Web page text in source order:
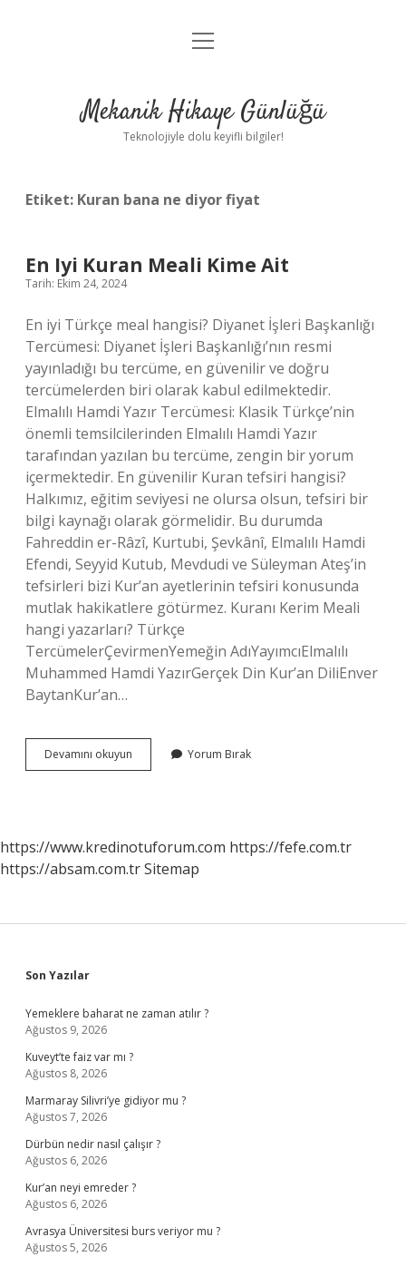
Anasayfa
Yasal Uyarı
menüyü
Mekanik Hikaye Günlüğü
Teknolojiyle dolu keyifli bilgiler!
Etiket: Kuran bana ne diyor fiyat
En Iyi Kuran Meali Kime Ait
Tarih: Ekim 24, 2024
En iyi Türkçe meal hangisi? Diyanet İşleri Başkanlığı
Tercümesi: Diyanet İşleri Başkanlığı’nın resmi
yayınladığı bu tercüme, en güvenilir ve doğru
tercümelerden biri olarak kabul edilmektedir.
Elmalılı Hamdi Yazır Tercümesi: Klasik Türkçe’nin
önemli temsilcilerinden Elmalılı Hamdi Yazır
tarafından yazılan bu tercüme, zengin bir yorum
içermektedir. En güvenilir Kuran tefsiri hangisi?
Halkımız, eğitim seviyesi ne olursa olsun, tefsiri bir
bilgi kaynağı olarak görmelidir. Bu durumda
Fahreddin er-Râzî, Kurtubi, Şevkânî, Elmalılı Hamdi
Efendi, Seyyid Kutub, Mevdudi ve Süleyman Ateş’in
tefsirleri bizi Kur’an ayetlerinin tefsiri konusunda
mutlak hakikatlere götürmez. Kuranı Kerim Meali
hangi yazarları? Türkçe
TercümelerÇevirmenYemeğin AdıYayımcıElmalılı
Muhammed Hamdi YazırGerçek Din Kur’an DiliEnver
BaytanKur’an…
Devamını okuyun
Iyi
Yorum Bırak
https://www.kredinotuforum.com https://fefe.com.tr
https://absam.com.trSitemap
Sidebar
Son Yazılar
Yemeklere baharat ne zaman atılır ?
Ağustos 9, 2026
Kuveyt’te faiz var mı ?
Ağustos 8, 2026
Marmaray Silivri’ye gidiyor mu ?
Ağustos 7, 2026
Dürbün nedir nasıl çalışır ?
Ağustos 6, 2026
Kur’an neyi emreder ?
Ağustos 6, 2026
Avrasya Üniversitesi burs veriyor mu ?
Ağustos 5, 2026